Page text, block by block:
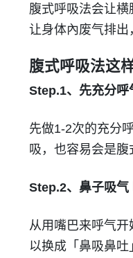
腹式呼吸法会让
让身体內废气排出
腹式呼吸法这
Step.1、先充分呼
先做1-2次的充分
吸，也容易会是腹
Step.2、鼻子吸气
从用嘴巴来呼气
以换成「鼻吸鼻吐